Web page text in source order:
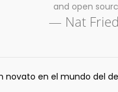
and open
— Nat
novato en el mundo del